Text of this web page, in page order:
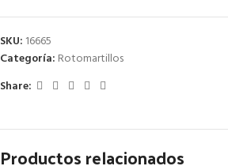
SKU: 16665
Categoría: Rotomartillos
Share:
Productos relacionados